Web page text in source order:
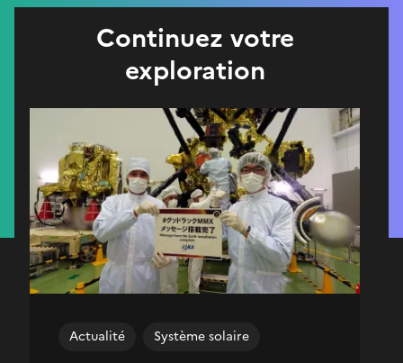
Continuez votre
exploration
Actualité Système solaire